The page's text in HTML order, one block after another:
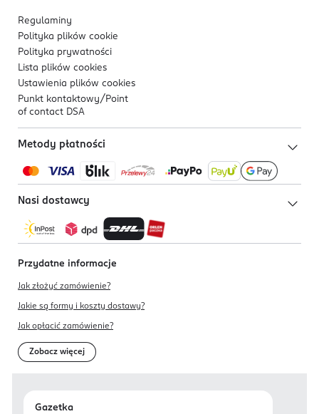
Regulaminy
Polityka plików cookie
Polityka prywatności
Lista plików cookies
Ustawienia plików cookies
Punkt kontaktowy/ Point
of contact DSA
Metody płatności
Nasi dostawcy
Przydatne informacje
Jak złożyć zamówienie?
Jakie są formy i koszty dostawy?
Jak opłacić zamówienie?
Zobacz więcej
Gazetka